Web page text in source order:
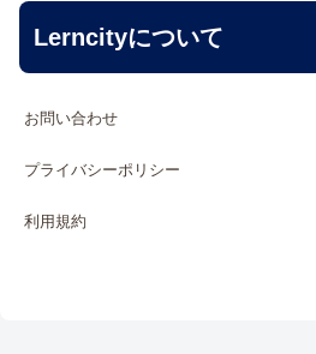
Lerncityについて
お問い合わせ
プライバシーポリシー
利用規約